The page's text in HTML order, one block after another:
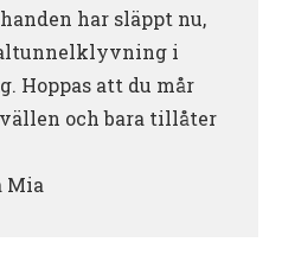
har släppt nu,
i
Hoppas att du mår
och bara tillåter
Mia